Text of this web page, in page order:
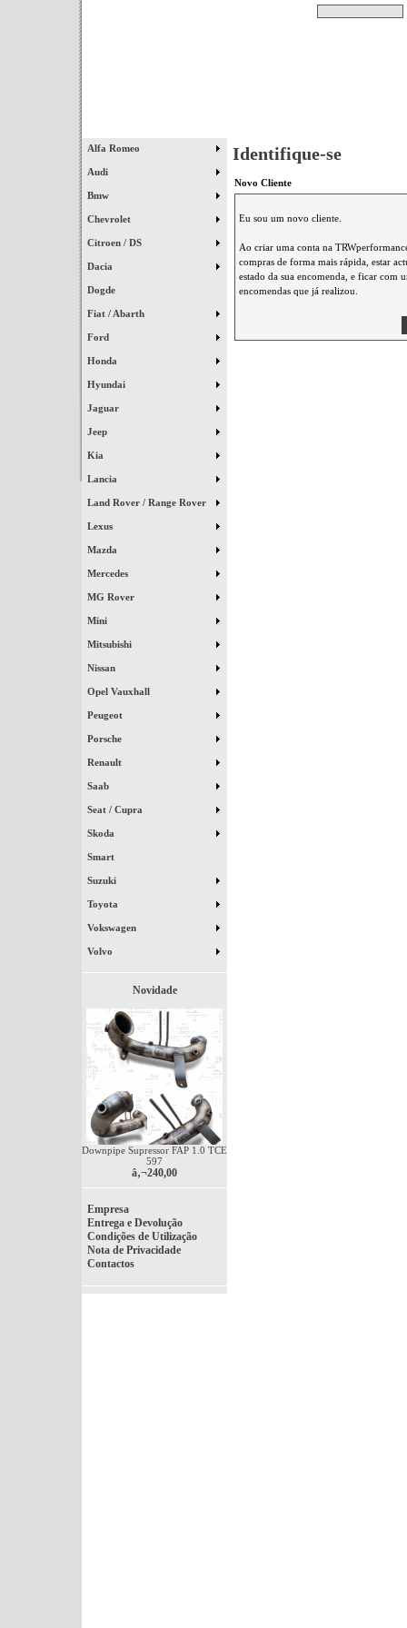
Alfa Romeo
Audi
Bmw
Chevrolet
Citroen / DS
Dacia
Dogde
Fiat / Abarth
Ford
Honda
Hyundai
Jaguar
Jeep
Kia
Lancia
Land Rover / Range Rover
Lexus
Mazda
Mercedes
MG Rover
Mini
Mitsubishi
Nissan
Opel Vauxhall
Peugeot
Porsche
Renault
Saab
Seat / Cupra
Skoda
Smart
Suzuki
Toyota
Vokswagen
Volvo
Novidade
Downpipe Supressor FAP 1.0 TCE
597
â‚¬240,00
Empresa
Entrega e Devolução
Condições de Utilização
Nota de Privacidade
Contactos
Identifique-se
Novo Cliente
Eu sou um novo cliente.
Ao criar uma conta na
compras de forma mais rápida, estar
estado da sua encomenda, e ficar com
encomendas que já realizou.